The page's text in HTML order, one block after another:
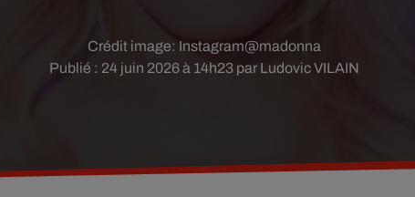
Publié : 24 juin 2026 à 14h23 par Ludovic VILAIN
Crédit image: Instagram@madonna